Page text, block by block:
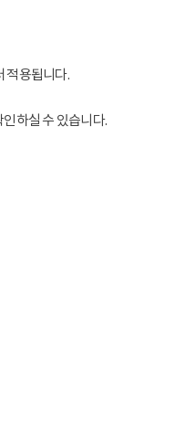
적용됩니다.
하실 수 있습니다.